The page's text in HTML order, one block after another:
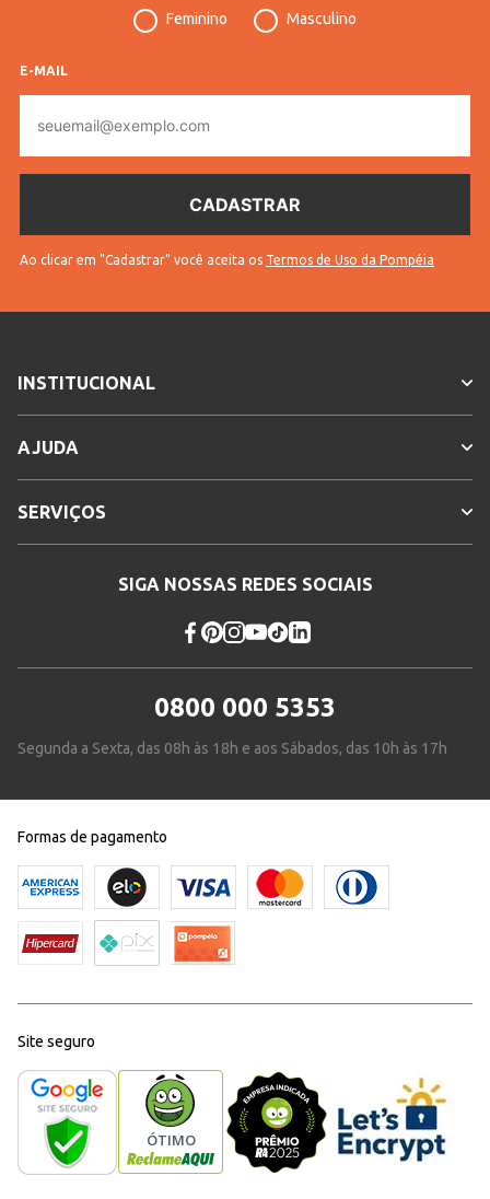
Feminino Masculino
E-MAIL
mail
Ao clicar em "Cadastrar" você aceita os Termos de Uso da Pompéia
INSTITUCIONAL
AJUDA
SERVIÇOS
SIGA NOSSAS REDES SOCIAIS
0800 000 5353
Segunda a Sexta, das 08h às 18h e aos Sábados, das 10h às 17h
Formas de pagamento
Site seguro